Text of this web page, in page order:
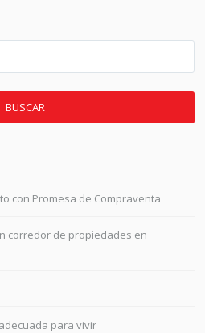
BUSCAR
con Promesa de Compraventa
corredor de propiedades en
para vivir